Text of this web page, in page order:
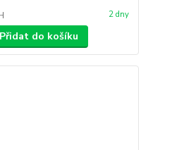
2 dny
Přidat do košíku